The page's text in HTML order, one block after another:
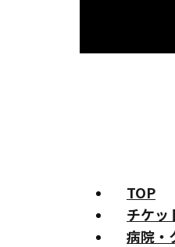
TOP
チケッ
病院・